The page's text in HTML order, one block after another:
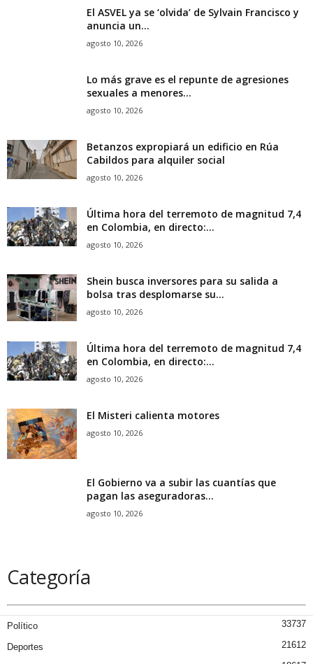
El ASVEL ya se ‘olvida’ de Sylvain Francisco y
anuncia un...
agosto 10, 2026
Lo más grave es el repunte de agresiones
sexuales a menores...
agosto 10, 2026
Betanzos expropiará un edificio en Rúa
Cabildos para alquiler social
agosto 10, 2026
Última hora del terremoto de magnitud 7,4
en Colombia, en directo:...
agosto 10, 2026
Shein busca inversores para su salida a
bolsa tras desplomarse su...
agosto 10, 2026
Última hora del terremoto de magnitud 7,4
en Colombia, en directo:...
agosto 10, 2026
El Misteri calienta motores
agosto 10, 2026
El Gobierno va a subir las cuantías que
pagan las aseguradoras...
agosto 10, 2026
Categoría
Político 33737
Deportes 21612